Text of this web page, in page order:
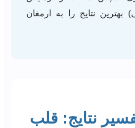
بهترین نتایج را به ارمغان
نتایج: قلب